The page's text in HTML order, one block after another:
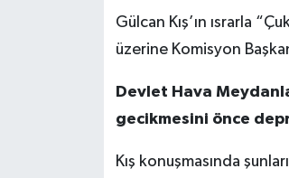
Gülcan Kış’ın ısrarla
üzerine Komisyon
Devlet Hava
gecikmesini önce
Kış konuşmasında